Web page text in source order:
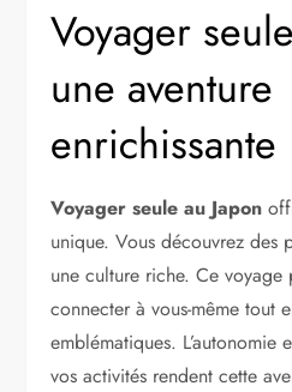
Voyager
une aventure
enrichissante
Voyager seule au Japon
unique. Vous découvrez des
une culture riche. Ce voyage
connecter à vous-même tout
emblématiques.
vos activités rendent cette